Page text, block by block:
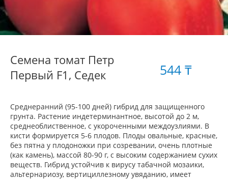
Семена томат Петр
Первый F1, Седек
544 ₸
Среднеранний (95-100 дней) гибрид для защищенного
грунта. Растение индетерминантное, высотой до 2 м,
среднеоблиственное, с укороченными междоузлиями. В
кисти формируется 5-6 плодов. Плоды овальные, красные,
без пятна у плодоножки при созревании, очень плотные
(как камень), массой 80-90 г, с высоким содержанием сухих
веществ. Гибрид устойчив к вирусу табачной мозаики,
альтернариозу, вертициллезному увяданию, имеет